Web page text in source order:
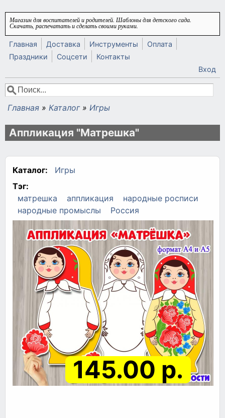
Перейти к основному содержанию
Магазин для воспитателей и родителей. Шаблоны для детского сада.
Скачать, распечатать и сделать своими руками.
Главная Доставка Инструменты
Оплата
Праздники
Соцсети
Контакты
Вход
Форма поиска
Поиск
Вы здесь
Главная » Каталог » Игры
Аппликация "Матрешка"
Каталог:
Игры
Тэг:
матрешка
аппликация
народные росписи
народные промыслы
Россия
145.00 р.